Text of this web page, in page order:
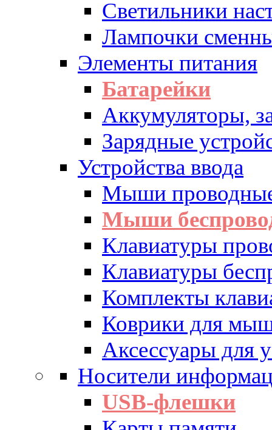
Светильники
Лампочки
Элементы питания
Батарейки
Аккумуляторы,
Зарядные
Устройства ввода
Мыши
Мыши
Клавиатуры
Клавиатуры
Комплекты
Коврики для
Аксессуары для
Носители
USB-флешки